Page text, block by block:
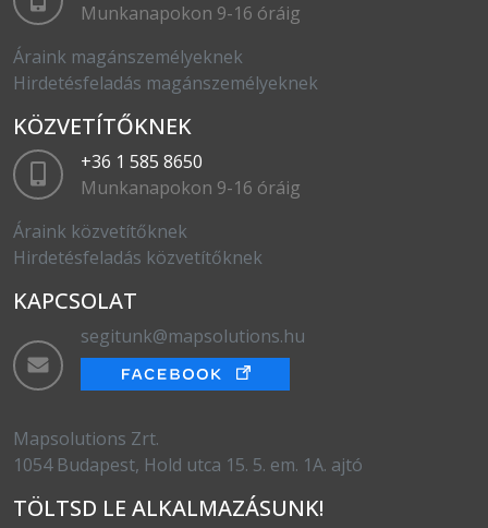
Munkanapokon 9-16 óráig
Áraink magánszemélyeknek
Hirdetésfeladás magánszemélyeknek
KÖZVETÍTŐKNEK
+36 1 585 8650
Munkanapokon 9-16 óráig
Áraink közvetítőknek
Hirdetésfeladás közvetítőknek
KAPCSOLAT
segitunk@mapsolutions.hu
Mapsolutions Zrt.
1054 Budapest, Hold utca 15. 5. em. 1A. ajtó
TÖLTSD LE ALKALMAZÁSUNK!